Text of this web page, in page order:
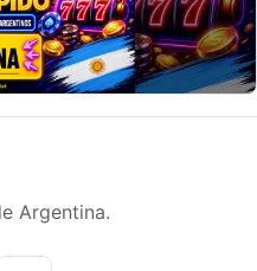
Argentina.